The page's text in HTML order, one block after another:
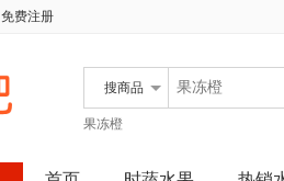
免费注册
搜商品
果冻橙